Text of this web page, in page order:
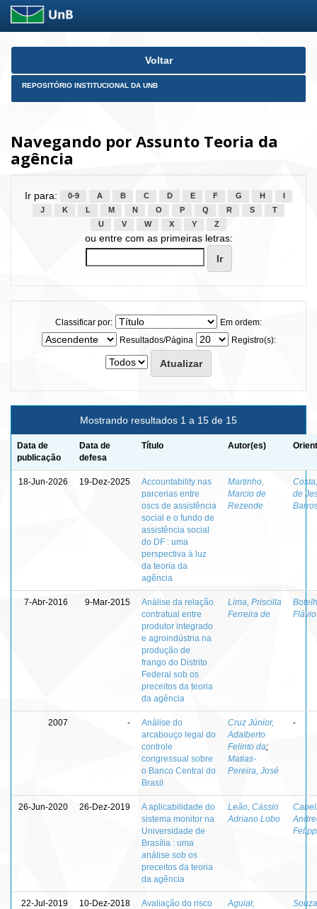
Skip
Voltar
REPOSITÓRIO INSTITUCIONAL DA UNB
Navegando por Assunto Teoria da
agência
Ir para: 0-9 A B C D E F G H
J
K L M N O P Q R S
T
U
V W X Y Z
ou entre com as primeiras letras:
Classificar por:
Em ordem:
Resultados/Página
Registro(s):
Mostrando resultados 1 a 15 de 15
Data de
publicação
Data de
defesa
Título Autor(es)
18-Jun-2026 19-Dez-2025
Accountability nas
parcerias entre
oscs de assistência
social e o fundo de
assistência social
do DF : uma
perspectiva à luz
da teoria da
agência
Martinho,
Marcio de
Rezende
de
7-Abr-2016 9-Mar-2015
Análise da relação
contratual entre
produtor integrado
e agroindústria na
produção de
frango do Distrito
Federal sob os
preceitos da teoria
da agência
Lima, Priscilla
Ferreira de
2007 -
Análise do
arcabouço legal do
controle
congressual sobre
o Banco Central do
Brasil
Cruz Júnior,
Adalberto
Felinto da;
Matias-
Pereira, José
-
26-Jun-2020 26-Dez-2019
A aplicabilidade do
sistema monitor na
Universidade de
Brasília : uma
análise sob os
preceitos da teoria
da agência
Leão, Cássio
Adriano Lobo
22-Jul-2019 10-Dez-2018
Avaliação do risco
Aguiar,